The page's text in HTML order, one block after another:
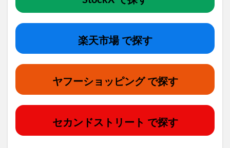
楽天市場 で探す
ヤフーショッピング で探す
セカンドストリート で探す